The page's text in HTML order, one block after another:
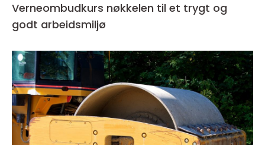
Verneombudkurs nøkkelen til et trygt og
godt arbeidsmiljø